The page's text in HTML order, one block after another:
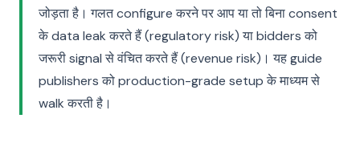
जोड़ता है। गलत configure करने पर आप या तो बिना consent
के data leak करते हैं (regulatory risk) या bidders को
जरूरी signal से वंचित करते हैं (revenue risk)। यह guide
publishers को production-grade setup के माध्यम से
walk करती है।